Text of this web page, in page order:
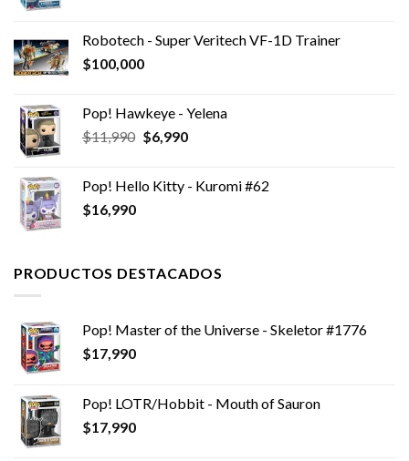
Robotech - Super Veritech VF-1D Trainer
$100,000
Pop! Hawkeye - Yelena
$11,990 El
era:
$6,990El
es:
Pop! Hello Kitty - Kuromi #62
$16,990
PRODUCTOS DESTACADOS
Pop! Master of the Universe - Skeletor #1776
$17,990
Pop! LOTR/Hobbit - Mouth of Sauron
$17,990